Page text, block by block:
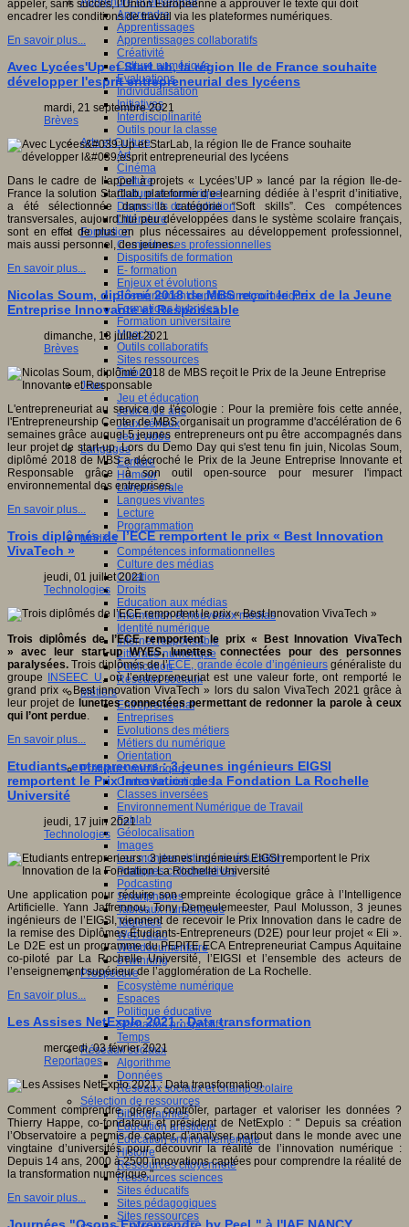
Apprendre
Apprentissages
Apprentissages collaboratifs
Créativité
Culture numérique
Evaluations
Individualisation
Initiatives
Interdisciplinarité
Outils pour la classe
Arts et Culture
Art
Cinéma
Culture
Culture et numérique
Dispositifs de médiation
Littérature
Formation
Compétences professionnelles
Dispositifs de formation
E- formation
Enjeux et évolutions
Enseignement supérieur et numérique
Formations hybrides
Formation universitaire
Mooc’s
Outils collaboratifs
Sites ressources
Tutorat
Jeux
Jeu et éducation
Jeux 4/12 ans
Jeux sérieux
Jeux vidéo
Langages
Ecriture
Humour
Langue orale
Langues vivantes
Lecture
Programmation
Médias
Compétences informationnelles
Culture des médias
Curation
Droits
Education aux médias
Information et nouveaux médias
Identité numérique
Internet responsable
Littératie numérique
Publication
Réseaux sociaux
Métiers
Entrepreneuriat
Entreprises
Evolutions des métiers
Métiers du numérique
Orientation
Pratiques numériques
Cartes heuristiques
Classes inversées
Environnement Numérique de Travail
Fablab
Géolocalisation
Images
Les mondes virtuels en éducation
Pratiques collaboratives
Podcasting
Smartphones
Tableaux numériques
Tablettes
Web radio
Webdocumentaire
eTwinning
Prospective
Ecosystème numérique
Espaces
Politique éducative
Scénarios prospectifs
Temps
Réseaux sociaux
Algorithme
Données
Réseaux sociaux et champ scolaire
Sélection de ressources
Bibliographies
Education artistique
Education environnementale
Histoire
Ressources citoyenneté
Ressources sciences
Sites éducatifs
Sites pédagogiques
Sites ressources
appeler, sans succès, l’Union Européenne à approuver le texte qui doit
encadrer les conditions de travail via les plateformes numériques.
En savoir plus...
Avec Lycées'Up et StarLab, la région Ile de France souhaite
développer l'esprit entrepreneurial des lycéens
mardi, 21 septembre 2021
Brèves
Dans le cadre de l’appel à projets « Lycées’UP » lancé par la région Ile-de-
France la solution Startlab, plateforme d’e-learning dédiée à l’esprit d’initiative,
a été sélectionnée dans la catégorie “Soft skills”. Ces compétences
transversales, aujourd’hui peu développées dans le système scolaire français,
sont en effet de plus en plus nécessaires au développement professionnel,
mais aussi personnel, des jeunes.
En savoir plus...
Nicolas Soum, diplômé 2018 de MBS reçoit le Prix de la Jeune
Entreprise Innovante et Responsable
dimanche, 18 juillet 2021
Brèves
L'entrepreneuriat au service de l'écologie : Pour la première fois cette année,
l'Entrepreneurship Center de MBS organisait un programme d'accélération de 6
semaines grâce auquel 5 jeunes entrepreneurs ont pu être accompagnés dans
leur projet de start-up. Lors du Demo Day qui s'est tenu fin juin, Nicolas Soum,
diplômé 2018 de MBS a décroché le Prix de la Jeune Entreprise Innovante et
Responsable grâce à son outil open-source pour mesurer l'impact
environnemental des entreprises.
En savoir plus...
Trois diplômés de l’ECE remportent le prix « Best Innovation
VivaTech »
jeudi, 01 juillet 2021
Technologies
Trois diplômés de l’ECE remportent le prix « Best Innovation VivaTech
» avec leur start-up WYES, lunettes connectées pour des personnes
paralysées.Trois diplômés de l’ECE, grande école d’ingénieursgénéraliste du
groupe
INSEEC U, où l’entrepreneuriat est une valeur forte, ont remporté le
grand prix « Best innovation VivaTech » lors du salon VivaTech 2021 grâce à
leur projet de lunettes connectées permettant de redonner la parole à ceux
qui l’ont perdue.
En savoir plus...
Etudiants entrepreneurs : 3 jeunes ingénieurs EIGSI
remportent le Prix Innovation de la Fondation La Rochelle
Université
jeudi, 17 juin 2021
Technologies
Une application pour réduire son empreinte écologique grâce à l’Intelligence
Artificielle. Yann Jaffrennou, Tony Demeulemeester, Paul Molusson, 3 jeunes
ingénieurs de l’EIGSI, viennent de recevoir le Prix Innovation dans le cadre de
la remise des Diplômes Étudiants-Entrepreneurs (D2E) pour leur projet « Eli ».
Le D2E est un programme du PEPITE ECA Entrepreneuriat Campus Aquitaine
co-piloté par La Rochelle Université, l’EIGSI et l’ensemble des acteurs de
l’enseignement supérieur de l’agglomération de La Rochelle.
En savoir plus...
Les Assises NetExplo 2021 : Data transformation
mercredi, 03 février 2021
Reportages
Comment comprendre, gérer, contrôler, partager et valoriser les données ?
Thierry Happe, co-fondateur et président de NetExplo : " Depuis sa création
l’Observatoire a permis de capter, d’analyser partout dans le monde avec une
vingtaine d’universités pour découvrir la réalité de l’innovation numérique :
Depuis 14 ans, 2000 à 2500 innovations captées pour comprendre la réalité de
la transformation numérique."
En savoir plus...